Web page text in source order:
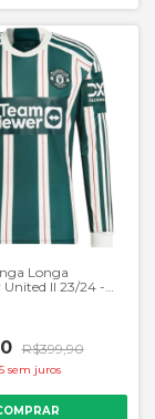
Longa
United II 23/24 -
R$399,90
sem juros